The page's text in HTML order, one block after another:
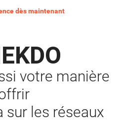
dès maintenant
votre manière
sur les réseaux